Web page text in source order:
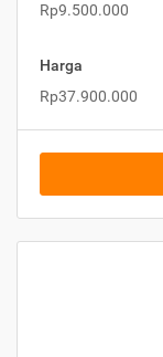
Rp9.500.000
Harga
Rp37.900.000